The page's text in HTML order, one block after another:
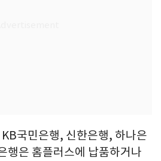
국민은행, 신한은행, 하나은
행은 홈플러스에 납품하거나